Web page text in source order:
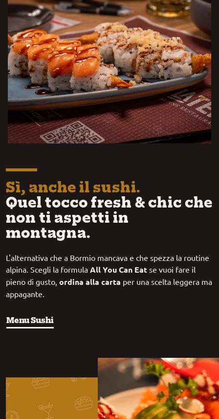
Sì, anche il sushi.
Quel tocco fresh & chic che
non ti aspetti in
montagna.
L'alternativa che a Bormio mancava e che spezza la routine
alpina. Scegli la formula All You Can Eat se vuoi fare il
pieno di gusto, ordina alla carta per una scelta leggera ma
appagante.
Menu Sushi